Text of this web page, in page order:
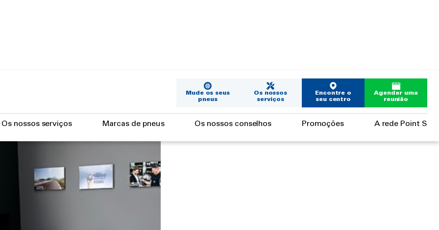
Mude os seus
pneus
Os nossos
serviços
Encontre o
seu centro
Agendar uma
reunião
Os nossos serviços Marcas de pneus Os nossos conselhos Promoções A rede Point S